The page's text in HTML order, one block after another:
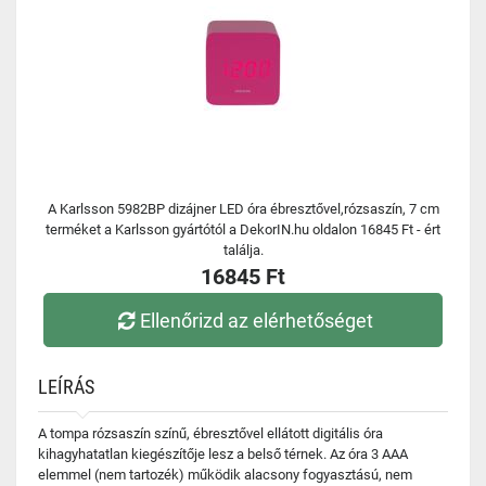
A Karlsson 5982BP dizájner LED óra ébresztővel,rózsaszín, 7 cm
terméket a Karlsson gyártótól a DekorIN.hu oldalon 16845 Ft - ért
találja.
16845 Ft
Ellenőrizd az elérhetőséget
LEÍRÁS
A tompa rózsaszín színű, ébresztővel ellátott digitális óra
kihagyhatatlan kiegészítője lesz a belső térnek. Az óra 3 AAA
elemmel (nem tartozék) működik alacsony fogyasztású, nem